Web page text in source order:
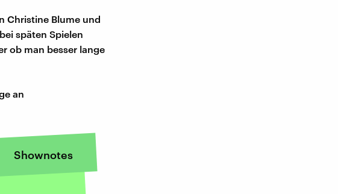
Christine Blume und
späten Spielen
ob man besser lange
an
Shownotes